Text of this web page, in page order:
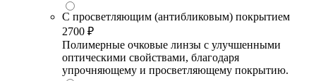
С просветляющим (антибликовым) покрытием
2700 ₽
Полимерные очковые линзы с улучшенными
оптическими свойствами, благодаря
упрочняющему и просветляющему покрытию.